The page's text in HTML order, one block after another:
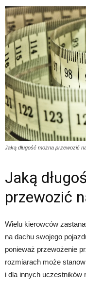
Jaką długość można przewozić
Jaką
przewozić
Wielu kierowców
na dachu swojego
ponieważ przewożenie
rozmiarach może
i dla innych uczestników